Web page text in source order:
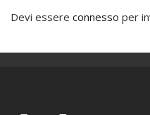
Devi essere connesso per